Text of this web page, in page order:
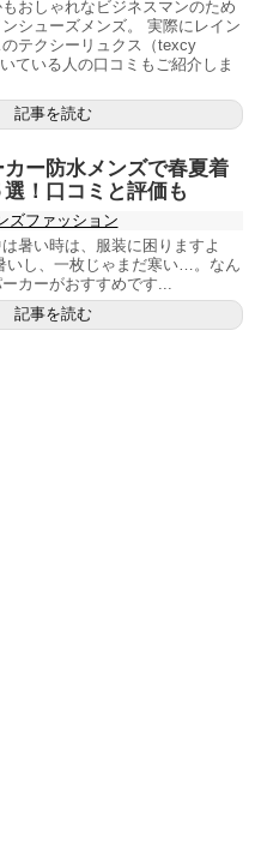
おしゃれなビジネスマンのため
シューズメンズ。 実際にレイン
テクシーリュクス（texcy
ている人の口コミもご紹介しま
記事を読む
ー防水メンズで春夏着
！口コミと評価も
ズファッション
暑い時は、服装に困りますよ
いし、一枚じゃまだ寒い…。なん
カーがおすすめです...
記事を読む